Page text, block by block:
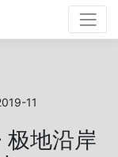
11
极地沿岸